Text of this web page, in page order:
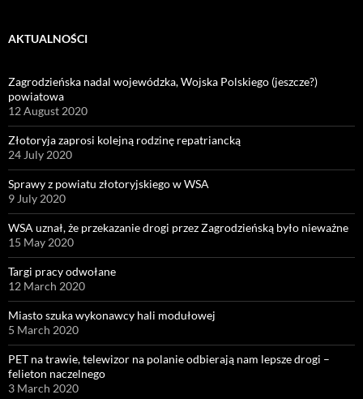
AKTUALNOŚCI
Zagrodzieńska nadal wojewódzka, Wojska Polskiego (jeszcze?)
powiatowa
12 August 2020
Złotoryja zaprosi kolejną rodzinę repatriancką
24 July 2020
Sprawy z powiatu złotoryjskiego w WSA
9 July 2020
WSA uznał, że przekazanie drogi przez Zagrodzieńską było nieważne
15 May 2020
Targi pracy odwołane
12 March 2020
Miasto szuka wykonawcy hali modułowej
5 March 2020
PET na trawie, telewizor na polanie odbierają nam lepsze drogi –
felieton naczelnego
3 March 2020